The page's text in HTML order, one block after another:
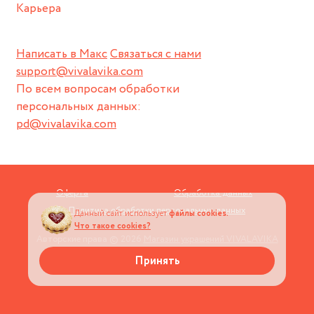
Написать в МаксСвязаться с нами
support@vivalavika.com
По всем вопросам обработки
персональных данных:
pd@vivalavika.com
Карьера
Оферта
Обработка данных
Политика обработки персональных данных
Данный сайт используетфайлы cookies.
Что такое cookies?
Принять